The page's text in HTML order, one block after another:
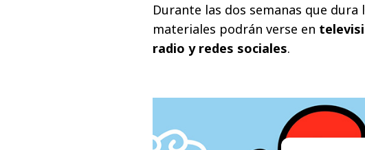
Durante las dos semanas que
materiales podrán verse en
radio y redes sociales.